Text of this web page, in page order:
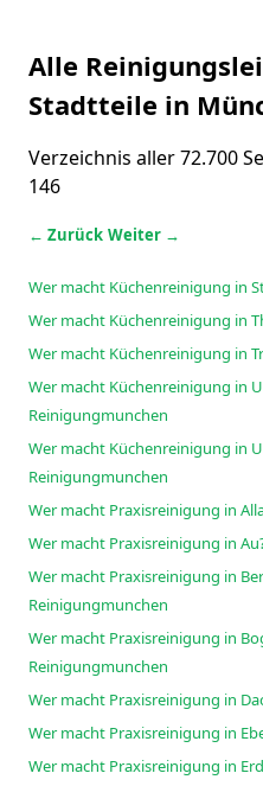
Alle
Stadtteile in
Verzeichnis aller 72.700
146
← Zurück Weiter →
Wer macht Küchenreinigung in
Wer macht Küchenreinigung in
Wer macht Küchenreinigung in
Wer macht Küchenreinigung in
Reinigungmunchen
Wer macht Küchenreinigung in
Reinigungmunchen
Wer macht Praxisreinigung in
Wer macht Praxisreinigung in
Wer macht Praxisreinigung in
Reinigungmunchen
Wer macht Praxisreinigung in
Reinigungmunchen
Wer macht Praxisreinigung in
Wer macht Praxisreinigung in
Wer macht Praxisreinigung in